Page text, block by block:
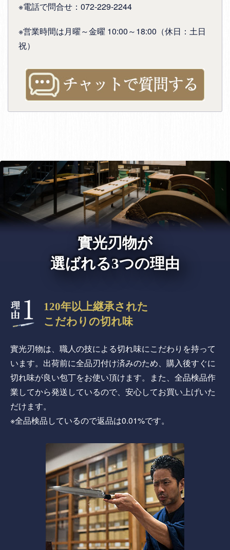
※電話で問合せ：072-229-2244
※営業時間は月曜～金曜 10:00～18:00（休日：土日
祝）
實光刃物が
選ばれる3つの理由
120年以上継承された
こだわりの切れ味
實光刃物は、職人の技による切れ味にこだわりを持って
います。出荷前に全品刃付け済みのため、購入後すぐに
切れ味が良い包丁をお使い頂けます。また、全品検品作
業してから発送しているので、安心してお買い上げいた
だけます。
※全品検品しているので返品は0.01%です。